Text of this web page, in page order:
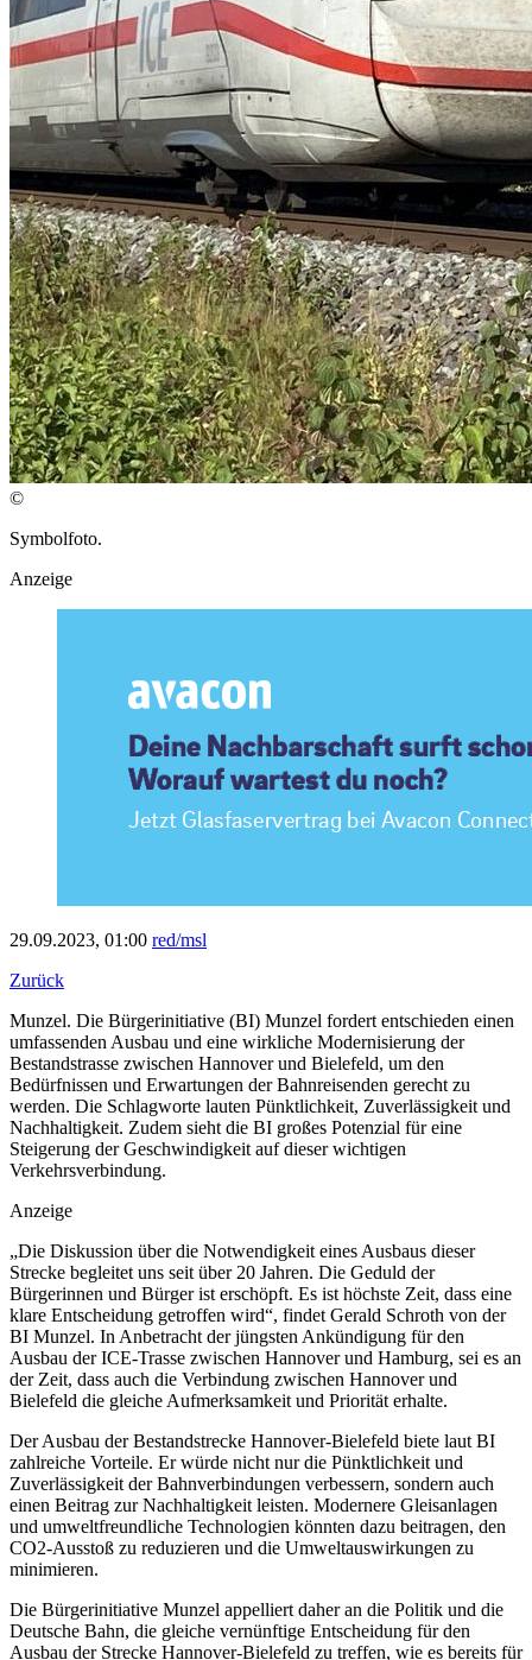
©
Symbolfoto.
Anzeige
29.09.2023, 01:00 red/msl
Zurück
Munzel. Die Bürgerinitiative (BI) Munzel fordert entschieden einen
umfassenden Ausbau und eine wirkliche Modernisierung der
Bestandstrasse zwischen Hannover und Bielefeld, um den
Bedürfnissen und Erwartungen der Bahnreisenden gerecht zu
werden. Die Schlagworte lauten Pünktlichkeit, Zuverlässigkeit und
Nachhaltigkeit. Zudem sieht die BI großes Potenzial für eine
Steigerung der Geschwindigkeit auf dieser wichtigen
Verkehrsverbindung.
Anzeige
„Die Diskussion über die Notwendigkeit eines Ausbaus dieser
Strecke begleitet uns seit über 20 Jahren. Die Geduld der
Bürgerinnen und Bürger ist erschöpft. Es ist höchste Zeit, dass eine
klare Entscheidung getroffen wird“, findet Gerald Schroth von der
BI Munzel. In Anbetracht der jüngsten Ankündigung für den
Ausbau der ICE-Trasse zwischen Hannover und Hamburg, sei es an
der Zeit, dass auch die Verbindung zwischen Hannover und
Bielefeld die gleiche Aufmerksamkeit und Priorität erhalte.
Der Ausbau der Bestandstrecke Hannover-Bielefeld biete laut BI
zahlreiche Vorteile. Er würde nicht nur die Pünktlichkeit und
Zuverlässigkeit der Bahnverbindungen verbessern, sondern auch
einen Beitrag zur Nachhaltigkeit leisten. Modernere Gleisanlagen
und umweltfreundliche Technologien könnten dazu beitragen, den
CO2-Ausstoß zu reduzieren und die Umweltauswirkungen zu
minimieren.
Die Bürgerinitiative Munzel appelliert daher an die Politik und die
Deutsche Bahn, die gleiche vernünftige Entscheidung für den
Ausbau der Strecke Hannover-Bielefeld zu treffen, wie es bereits für